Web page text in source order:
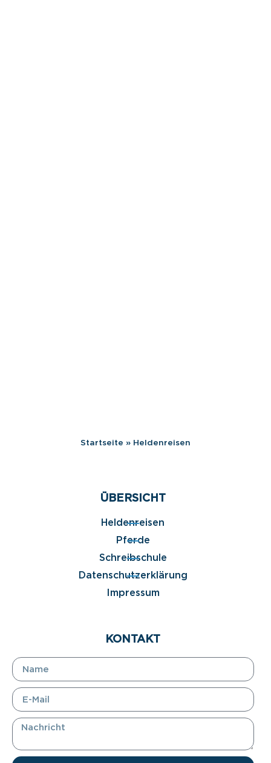
Startseite » Heldenreisen
ÜBERSICHT
Heldenreisen
Pferde
Schreibschule
Datenschutzerklärung
Impressum
KONTAKT